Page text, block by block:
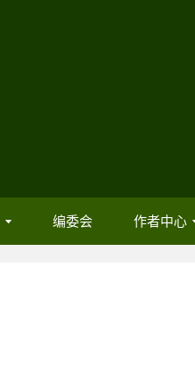
编委会 作者中心